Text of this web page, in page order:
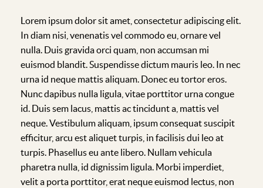
Lorem ipsum dolor sit amet, consectetur adipiscing elit.
In diam nisi, venenatis vel commodo eu, ornare vel
nulla. Duis gravida orci quam, non accumsan mi
euismod blandit. Suspendisse dictum mauris leo. In nec
urna id neque mattis aliquam. Donec eu tortor eros.
Nunc dapibus nulla ligula, vitae porttitor urna congue
id. Duis sem lacus, mattis ac tincidunt a, mattis vel
neque. Vestibulum aliquam, ipsum consequat suscipit
efficitur, arcu est aliquet turpis, in facilisis dui leo at
turpis. Phasellus eu ante libero. Nullam vehicula
pharetra nulla, id dignissim ligula. Morbi imperdiet,
velit a porta porttitor, erat neque euismod lectus, non